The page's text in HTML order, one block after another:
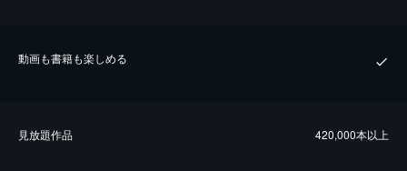
動画も書籍も楽しめる
⾒放題作品 420,000本以上